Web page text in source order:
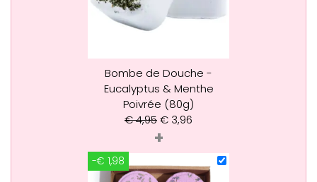
Bombe de Douche -
Eucalyptus & Menthe
Poivrée (80g)
€4,95€ 3,96
+
-€ 1,98